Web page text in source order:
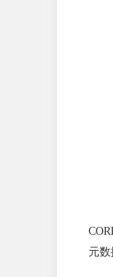
元